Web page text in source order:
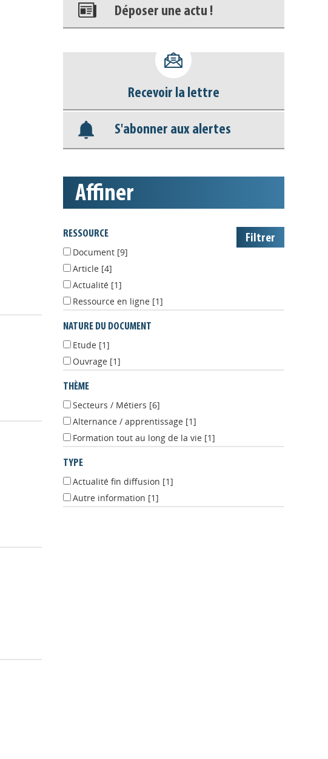
Accéder à son compte - (Se
Base documentaire
Nos veilles Scoop.it
Appels à projets
affiner
RESSOURCE
Document
Article [4]
Actualité
Ressource en ligne[1]
NATURE DU DOCUMENT
Etude
Ouvrage[1]
THÈME
Secteurs / Métiers
[6]
Alternance / apprentissage
[1]
Formation tout au long de la vie[1]
TYPE
Actualité fin diffusion
Autre information[1]